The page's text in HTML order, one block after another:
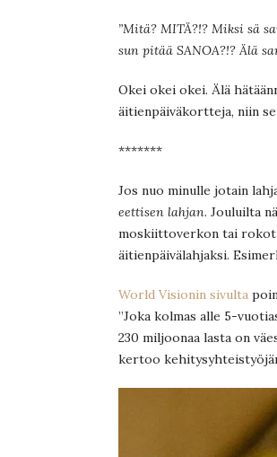
”Mitä? MITÄ?!? Miksi sä
sun pitää SANOA?!? Älä
Okei okei okei. Älä
äitienpäiväkortteja, niin
*******
Jos nuo minulle jotain
eettisen lahjan. Jouluilta
moskiittoverkon tai
äitienpäivälahjaksi.
World Visionin sivulta
”Joka kolmas alle 5-
230 miljoonaa lasta on
kertoo